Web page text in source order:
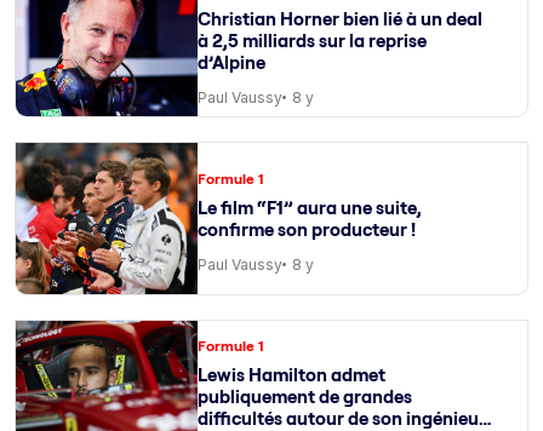
Christian Horner bien lié à un deal
à 2,5 milliards sur la reprise
d’Alpine
Paul Vaussy 8 y
Formule 1
Le film “F1” aura une suite,
confirme son producteur !
Paul Vaussy 8 y
Formule 1
Lewis Hamilton admet
publiquement de grandes
difficultés autour de son ingénieur